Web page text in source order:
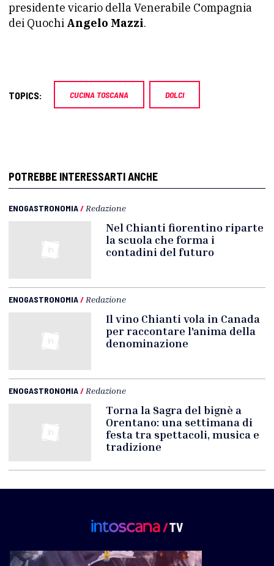
presidente vicario della Venerabile Compagnia
dei Quochi Angelo Mazzi.
TOPICS: CUCINA TOSCANA DOLCI
POTREBBE INTERESSARTI ANCHE
ENOGASTRONOMIA/ Redazione
Nel Chianti fiorentino riparte
la scuola che forma i
contadini del futuro
ENOGASTRONOMIA/ Redazione
Il vino Chianti vola in Canada
per raccontare l'anima della
denominazione
ENOGASTRONOMIA/ Redazione
Torna la Sagra del bignè a
Orentano: una settimana di
festa tra spettacoli, musica e
tradizione